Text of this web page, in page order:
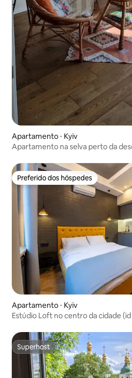
Apartamento ⋅ Kyiv
Apartamento na selva perto da
Preferido dos hóspedes
Preferido dos hóspedes
Apartamento ⋅ Kyiv
Estúdio Loft no centro da cidade (id
Superhost
Superhost